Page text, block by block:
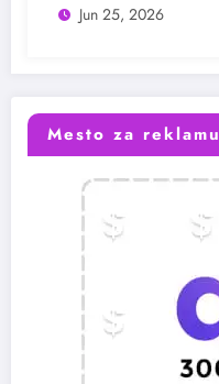
Jun 25, 2026
Mesto za reklamu